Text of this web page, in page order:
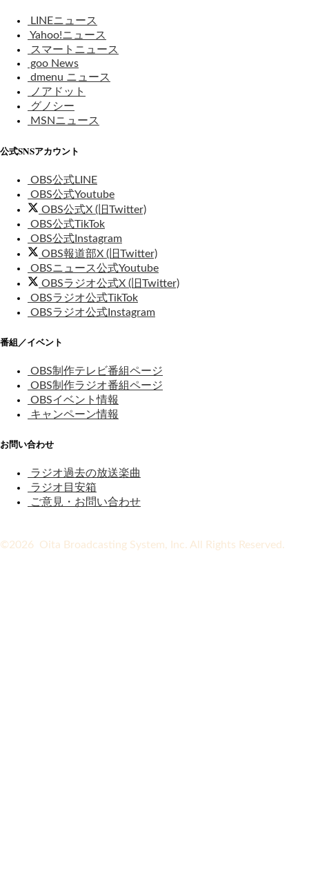
LINEニュース
Yahoo!ニュース
スマートニュース
goo News
dmenu ニュース
ノアドット
グノシー
MSNニュース
公式SNSアカウント
OBS公式LINE
OBS公式Youtube
OBS公式X (旧Twitter)
OBS公式TikTok
OBS公式Instagram
OBS報道部X (旧Twitter)
OBSニュース公式Youtube
OBSラジオ公式X (旧Twitter)
OBSラジオ公式TikTok
OBSラジオ公式Instagram
番組／イベント
OBS制作テレビ番組ページ
OBS制作ラジオ番組ページ
OBSイベント情報
キャンペーン情報
お問い合わせ
ラジオ過去の放送楽曲
ラジオ目安箱
ご意見・お問い合わせ
©2026 Oita Broadcasting System, Inc. All Rights Reserved.